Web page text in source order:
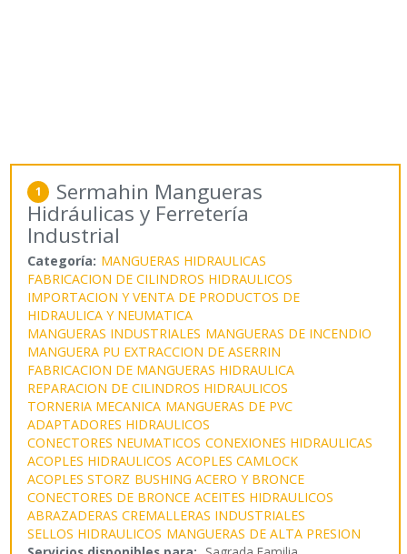
1 Sermahin Mangueras
Hidráulicas y Ferretería
Industrial
Categoría: MANGUERAS HIDRAULICAS
FABRICACION DE CILINDROS HIDRAULICOS
IMPORTACION Y VENTA DE PRODUCTOS DE
HIDRAULICA Y NEUMATICA
MANGUERAS INDUSTRIALES MANGUERAS DE INCENDIO
MANGUERA PU EXTRACCION DE ASERRIN
FABRICACION DE MANGUERAS HIDRAULICA
REPARACION DE CILINDROS HIDRAULICOS
TORNERIA MECANICA MANGUERAS DE PVC
ADAPTADORES HIDRAULICOS
CONECTORES NEUMATICOS CONEXIONES HIDRAULICAS
ACOPLES HIDRAULICOS ACOPLES CAMLOCK
ACOPLES STORZ BUSHING ACERO Y BRONCE
CONECTORES DE BRONCE ACEITES HIDRAULICOS
ABRAZADERAS CREMALLERAS INDUSTRIALES
SELLOS HIDRAULICOS MANGUERAS DE ALTA PRESION